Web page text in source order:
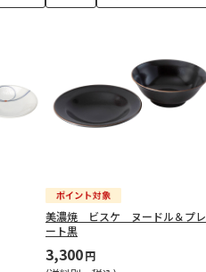
美濃焼 ビスケ ヌードル＆プレ
ート黒
3,300円